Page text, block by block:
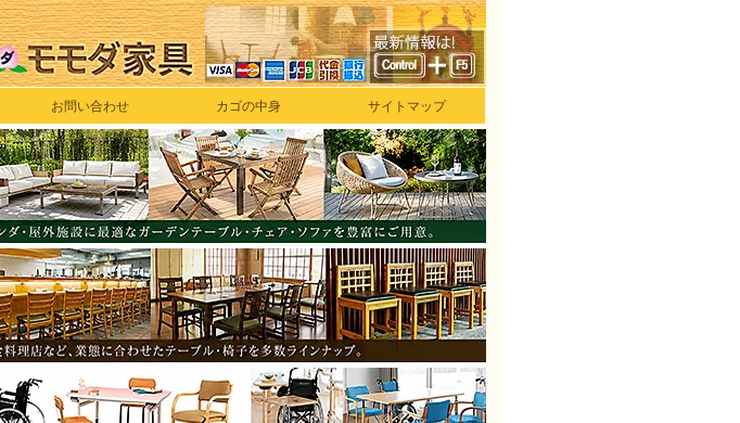
お問い合わせ カゴの中身 サイトマップ